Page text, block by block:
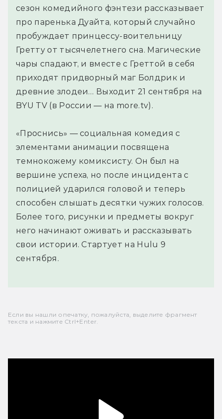
сезон комедийного фэнтези рассказывает
про паренька Дуайта, который случайно
пробуждает принцессу-воительницу
Гретту от тысячелетнего сна. Магические
чары спадают, и вместе с Греттой в себя
приходят придворный маг Болдрик и
древние злодеи… Выходит 21 сентября на
BYU TV (в России — на more.tv).
«Проснись» — социальная комедия с
элементами анимации посвящена
темнокожему комиксисту. Он был на
вершине успеха, но после инцидента с
полицией ударился головой и теперь
способен слышать десятки чужих голосов.
Более того, рисунки и предметы вокруг
него начинают оживать и рассказывать
свои истории. Стартует на Hulu 9
сентября.
Если вы нашли опечатку, пожалуйста, выделите фрагмент
текста и нажмите Ctrl+Enter.